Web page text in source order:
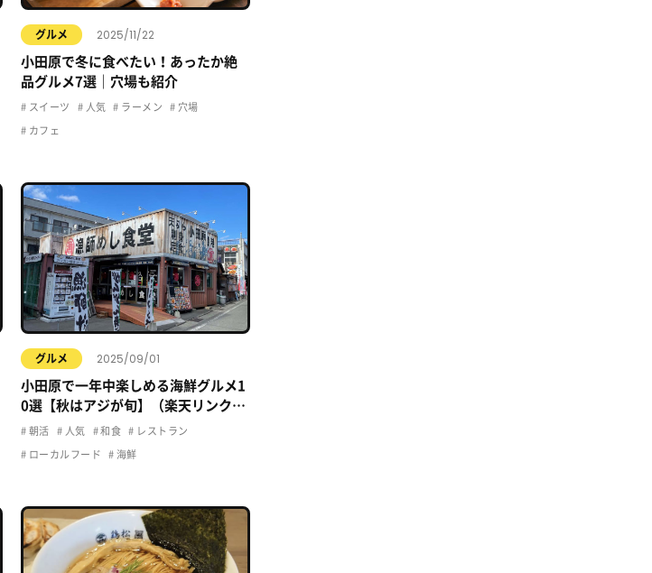
グルメ 2025/11/22
小田原で冬に食べたい！あったか絶
品グルメ7選｜穴場も紹介
スイーツ 人気 ラーメン 穴場
カフェ
グルメ 2025/09/01
小田原で一年中楽しめる海鮮グルメ1
0選【秋はアジが旬】（楽天リンク＆
関連記事付き）
朝活 人気 和食 レストラン
ローカルフード 海鮮